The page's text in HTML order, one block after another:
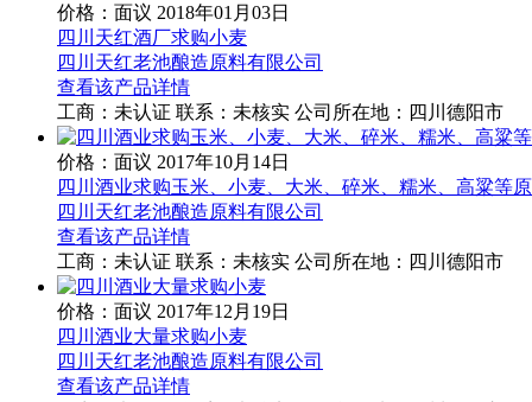
价格：面议 2018年01月03日
四川天红酒厂求购小麦
四川天红老池酿造原料有限公司
查看该产品详情
工商： 未认证 联系： 未核实 公司所在地：四川德阳市
价格：面议 2017年10月14日
四川酒业求购玉米、小麦、大米、碎米、糯米、高粱等
四川天红老池酿造原料有限公司
查看该产品详情
工商： 未认证 联系： 未核实 公司所在地：四川德阳市
价格：面议 2017年12月19日
四川酒业大量求购小麦
四川天红老池酿造原料有限公司
查看该产品详情